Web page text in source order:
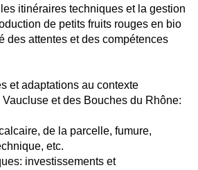
itinéraires techniques et la gestion
de petits fruits rouges en bio
des attentes et des compétences
et adaptations au contexte
et des Bouches du Rhône:
de la parcelle, fumure,
etc.
investissements et